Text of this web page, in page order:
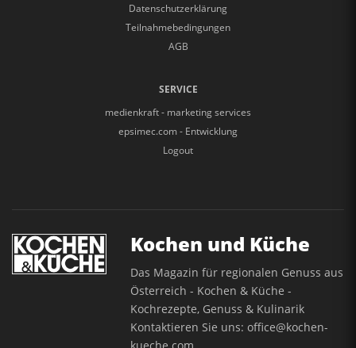
Datenschutzerklärung
Teilnahmebedingungen
AGB
SERVICE
medienkraft - marketing services
epsimec.com - Entwicklung
Logout
Kochen und Küche
Das Magazin für regionalen Genuss aus
Österreich - Kochen & Küche -
Kochrezepte, Genuss & Kulinarik
Kontaktieren Sie uns:office@kochen-